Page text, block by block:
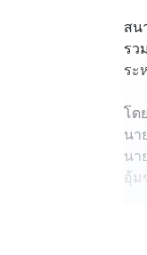
สน
รว
ระ
โด
นา
นา
อุ้ม
พ